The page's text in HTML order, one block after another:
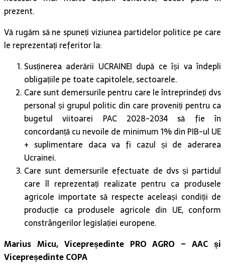
prezent.
Vă rugăm să ne spuneți viziunea partidelor politice pe care
le reprezentați referitor la:
Susținerea aderării UCRAINEI după ce își va îndepli
obligațiile pe toate capitolele, sectoarele.
Care sunt demersurile pentru care le întreprindeți dvs
personal și grupul politic din care proveniți pentru ca
bugetul viitoarei PAC 2028-2034 să fie în
concordanță cu nevoile de minimum 1% din PIB-ul UE
+ suplimentare daca va fi cazul și de aderarea
Ucrainei.
Care sunt demersurile efectuate de dvs și partidul
care îl reprezentați realizate pentru ca produsele
agricole importate să respecte aceleași condiții de
producție ca produsele agricole din UE, conform
constrângerilor legislației europene.
Marius Micu, Vicepreședinte PRO AGRO – AAC și
Vicepreședinte COPA